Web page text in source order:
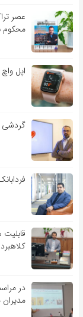
عصر
محکوم
اپل
گردشی
در